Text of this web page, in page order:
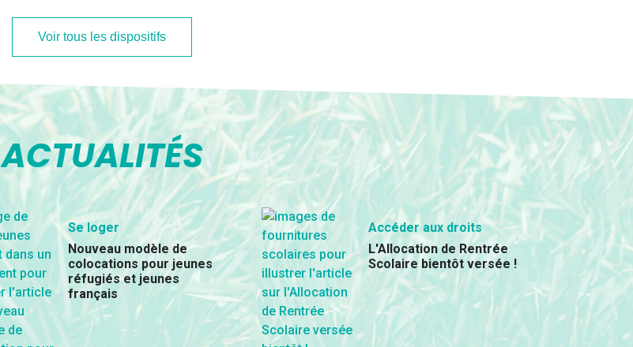
Voir tous les dispositifs
ACTUALITÉS
Se loger
Nouveau modèle de
colocations pour jeunes
réfugiés et jeunes
français
Accéder aux droits
L'Allocation de Rentrée
Scolaire bientôt versée !